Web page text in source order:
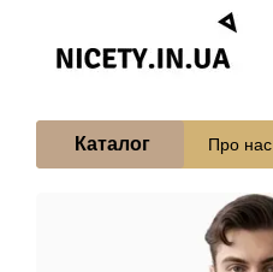
Перейти до основного контенту
Каталог Про нас